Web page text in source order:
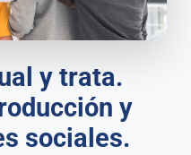
y trata.
y
sociales.